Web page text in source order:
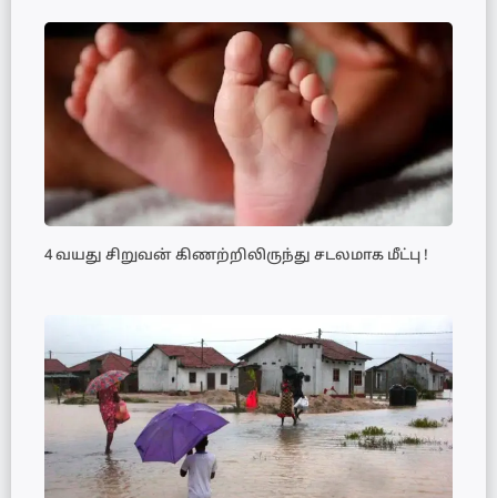
4 வயது சிறுவன் கிணற்றிலிருந்து சடலமாக மீட்பு !